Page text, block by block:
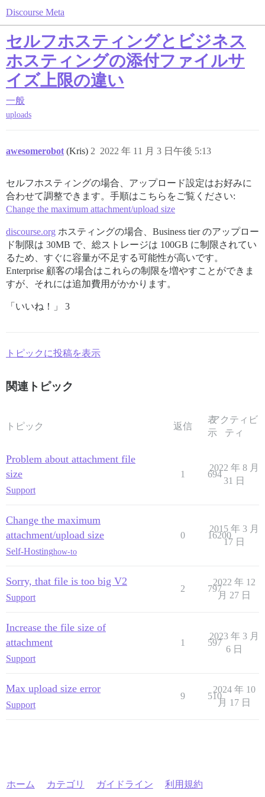
Discourse Meta
セルフホスティングとビジネス
ホスティングの添付ファイルサ
イズ上限の違い
一般
uploads
awesomerobot (Kris) 2022 年 11 月 3 日午後 5:13
2
セルフホスティングの場合、アップロード設定はお好みに
合わせて調整できます。手順はこちらをご覧ください:
Change the maximum attachment/upload size
discourse.org ホスティングの場合、Business tier のアップロー
ド制限は 30MB で、総ストレージは 100GB に制限されてい
るため、すぐに容量が不足する可能性が高いです。
Enterprise 顧客の場合はこれらの制限を増やすことができま
すが、それには追加費用がかかります。
「いいね！」 3
トピックに投稿を表示
関連トピック
トピック 返信
表
示
アクティビ
ティ
Problem about attachment file
size
Support
1 694
2022 年 8 月
31 日
Change the maximum
attachment/upload size
Self-Hostinghow-to
0 16200
2015 年 3 月
17 日
Sorry, that file is too big V2
Support
2 797
2022 年 12
月 27 日
Increase the file size of
attachment
Support
1 597
2023 年 3 月
6 日
Max upload size error
Support
9 510
2024 年 10
月 17 日
ホーム カテゴリ ガイドライン 利用規約